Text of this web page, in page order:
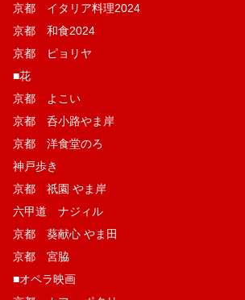
京都 イタリア料理2024
京都 和食2024
京都 ピョリヤ
■花
京都 よこい
京都 呑小路やま岸
京都 洋食堂のろ
神戸歩き
京都 祇園 やま岸
六甲道 ナジィル
京都 葵献心 やま田
京都 宮脇
■オペラ映画